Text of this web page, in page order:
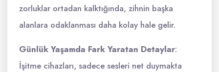
zorluklar ortadan kalktığında, zihnin başka
alanlara odaklanması daha kolay hale gelir.
Günlük Yaşamda Fark Yaratan Detaylar:
İşitme cihazları, sadece sesleri net duymakta